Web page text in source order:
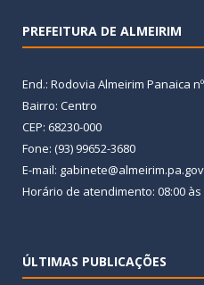
PREFEITURA DE ALMEIRIM
End.: Rodovia Almeirim Panaica
Bairro: Centro
CEP: 68230-000
Fone: (93) 99652-3680
E-mail:
Horário de atendimento: 08:00 às
ÚLTIMAS PUBLICAÇÕES